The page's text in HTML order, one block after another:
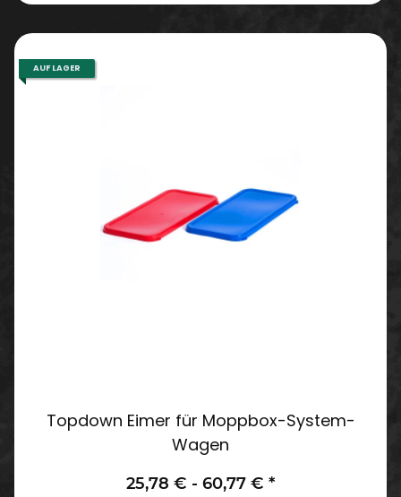
AUF LAGER
Topdown Eimer für Moppbox-System-
Wagen
25,78 € - 60,77 € *